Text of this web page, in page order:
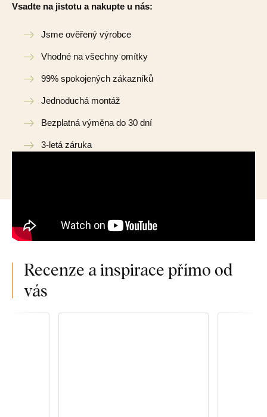
Vsadte na jistotu a nakupte u nás:
Jsme ověřený výrobce
Vhodné na všechny omítky
99% spokojených zákazníků
Jednoduchá montáž
Bezplatná výměna do 30 dní
3-letá záruka
Recenze a inspirace přímo od
vás